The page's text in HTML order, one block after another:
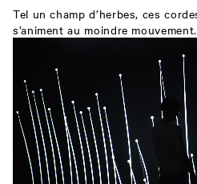
Tel un champ d’herbes, ces
s’animent au moindre mouvement.